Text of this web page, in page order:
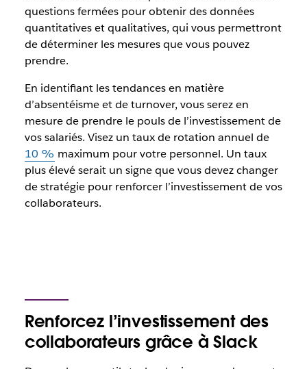
questions fermées pour obtenir des données
quantitatives et qualitatives, qui vous permettront
de déterminer les mesures que vous pouvez
prendre.
En identifiant les tendances en matière
d’absentéisme et de turnover, vous serez en
mesure de prendre le pouls de l’investissement de
vos salariés. Visez un taux de rotation annuel de
10 % maximum pour votre personnel. Un taux
plus élevé serait un signe que vous devez changer
de stratégie pour renforcer l’investissement de vos
collaborateurs.
Renforcez l’investissement des
collaborateurs grâce à Slack